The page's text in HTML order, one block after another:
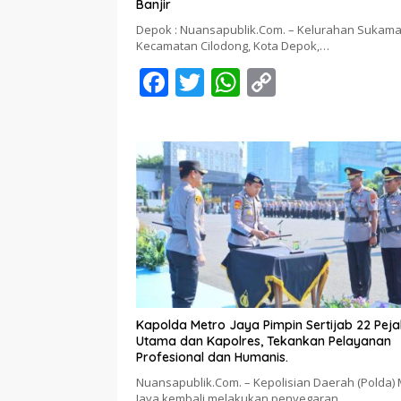
Banjir
Depok : Nuansapublik.Com. – Kelurahan
Kecamatan Cilodong, Kota Depok,…
F
e
b
o
o
k
T
itt
er
W
at
s
A
p
p
p
Li
n
k
Kapolda Metro Jaya Pimpin Sertijab 22
Utama dan Kapolres, Tekankan Pelayanan
Profesional dan Humanis.
Nuansapublik.Com. – Kepolisian Daerah (Polda)